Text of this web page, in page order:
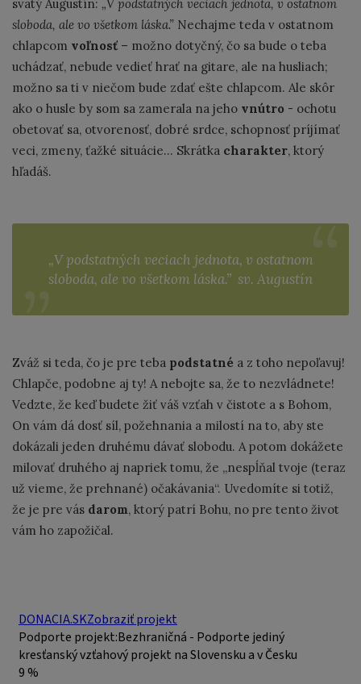
svätý Augustín: „V podstatných veciach jednota, v ostatnom
sloboda, ale vo všetkom láska.” Nechajme teda v ostatnom
chlapcom voľnosť – možno dotyčný, čo sa bude o teba
uchádzať, nebude vedieť hrať na gitare, ale na husliach;
možno sa ti v niečom bude zdať ešte chlapcom. Ale skôr
ako o husle by som sa zamerala na jeho vnútro - ochotu
obetovať sa, otvorenosť, dobré srdce, schopnosť príjímať
veci, zmeny, ťažké situácie... Skrátka charakter, ktorý
hľadáš.
„V podstatných veciach jednota, v ostatnom
sloboda, ale vo všetkom láska.” sv. Augustín
Zváž si teda, čo je pre teba podstatné a z toho nepoľavuj!
Chlapče, podobne aj ty! A nebojte sa, že to nezvládnete!
Vedzte, že keď budete žiť váš vzťah v čistote a s Bohom,
On vám dá dosť síl, požehnania a milostí na to, aby ste
dokázali jeden druhému dávať slobodu. A potom dokážete
milovať druhého aj napriek tomu, že „nespĺňal tvoje (teraz
už vieme, že prehnané) očakávania“. Uvedomíte si totiž,
že je pre vás darom, ktorý patrí Bohu, no pre tento život
vám ho zapožičal.